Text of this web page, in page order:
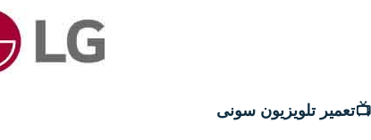
📺تعمیر تلویزیون سونی